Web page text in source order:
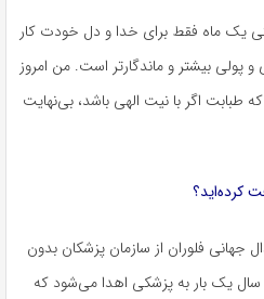
یک ماه فقط برای خدا و دل خودت کار
و پولی بیشتر و ماندگارتر است. من امروز
که طبابت اگر با نیت الهی باشد، بی‌نهایت
کرده‌اید؟
فلوران از سازمان پزشکان بدون
سال یک بار به پزشکی اهدا می‌شود که